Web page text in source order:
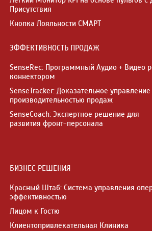
Присутствия
Кнопка Лояльности СМАРТ
ЭФФЕКТИВНОСТЬ ПРОДАЖ
SenseRec: Программный Аудио + Видео
коннектором
SenseTracker: Доказательное управление
производительностью продаж
SenseCoach: Экспертное решение для
развития фронт-персонала
БИЗНЕС РЕШЕНИЯ
Красный Штаб: Система управления
эффективностью
Лицом к Гостю
Клиентопривлекательная Клиника